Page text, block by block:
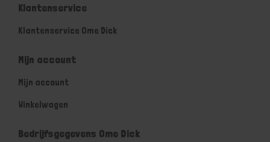
Klantenservice
Klantenservice Ome Dick
Mijn account
Mijn account
Winkelwagen
Bedrijfsgegevens Ome Dick